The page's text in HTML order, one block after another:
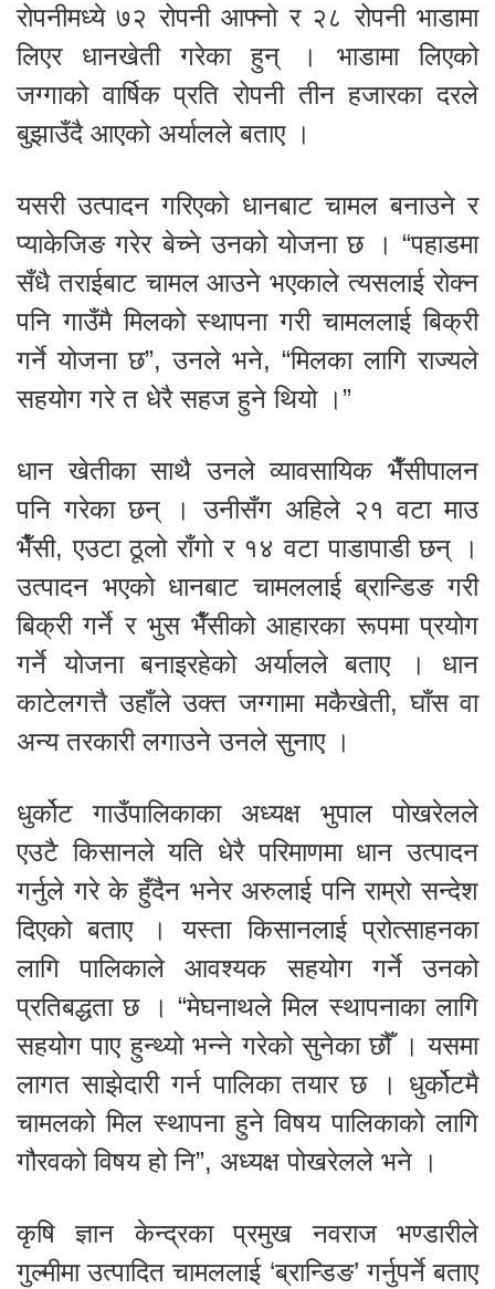
रोपनीमध्ये ७२ रोपनी आफ्नो र २८ रोपनी भाडामा
लिएर धानखेती गरेका हुन् । भाडामा लिएको
जग्गाको वार्षिक प्रति रोपनी तीन हजारका दरले
बुझाउँदै आएको अर्यालले बताए ।
यसरी उत्पादन गरिएको धानबाट चामल बनाउने र
प्याकेजिङ गरेर बेच्ने उनको योजना छ । “पहाडमा
सँधै तराईबाट चामल आउने भएकाले त्यसलाई रोक्न
पनि गाउँमै मिलको स्थापना गरी चामललाई बिक्री
गर्ने योजना छ”, उनले भने, “मिलका लागि राज्यले
सहयोग गरे त धेरै सहज हुने थियो ।”
धान खेतीका साथै उनले व्यावसायिक भैँसीपालन
पनि गरेका छन् । उनीसँग अहिले २१ वटा माउ
भैँसी, एउटा ठूलो राँगो र १४ वटा पाडापाडी छन् ।
उत्पादन भएको धानबाट चामललाई ब्रान्डिङ गरी
बिक्री गर्ने र भुस भैँसीको आहारका रूपमा प्रयोग
गर्ने योजना बनाइरहेको अर्यालले बताए । धान
काटेलगत्तै उहाँले उक्त जग्गामा मकैखेती, घाँस वा
अन्य तरकारी लगाउने उनले सुनाए ।
धुर्कोट गाउँपालिकाका अध्यक्ष भुपाल पोखरेलले
एउटै किसानले यति धेरै परिमाणमा धान उत्पादन
गर्नुले गरे के हुँदैन भनेर अरुलाई पनि राम्रो सन्देश
दिएको बताए । यस्ता किसानलाई प्रोत्साहनका
लागि पालिकाले आवश्यक सहयोग गर्ने उनको
प्रतिबद्धता छ । “मेघनाथले मिल स्थापनाका लागि
सहयोग पाए हुन्थ्यो भन्ने गरेको सुनेका छौँ । यसमा
लागत साझेदारी गर्न पालिका तयार छ । धुर्कोटमै
चामलको मिल स्थापना हुने विषय पालिकाको लागि
गौरवको विषय हो नि”, अध्यक्ष पोखरेलले भने ।
कृषि ज्ञान केन्द्रका प्रमुख नवराज भण्डारीले
गुल्मीमा उत्पादित चामललाई ‘ब्रान्डिङ’ गर्नुपर्ने बताए